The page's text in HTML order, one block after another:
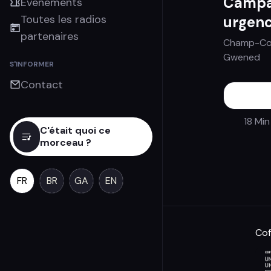
Toutes les radios
partenaires
S'INFORMER
Contact
C'était quoi ce
morceau ?
FR BR GA EN
Champ-
Gwened
18